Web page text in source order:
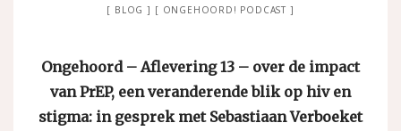
BLOG ONGEHOORD! PODCAST
Ongehoord – Aflevering 13 – over de impact
van PrEP, een veranderende blik op hiv en
stigma: in gesprek met Sebastiaan Verboeket